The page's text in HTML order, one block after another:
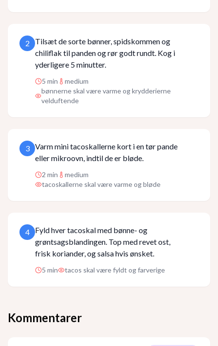
2
Tilsæt de sorte bønner, spidskommen og
chiliflak til panden og rør godt rundt. Kog i
yderligere 5 minutter.
5 min
medium
bønnerne skal være varme og krydderierne
velduftende
3
Varm mini tacoskallerne kort i en tør pande
eller mikroovn, indtil de er bløde.
2 min
medium
tacoskallerne skal være varme og bløde
4
Fyld hver tacoskal med bønne- og
grøntsagsblandingen. Top med revet ost,
frisk koriander, og salsa hvis ønsket.
5 min tacos skal være fyldt og farverige
Kommentarer